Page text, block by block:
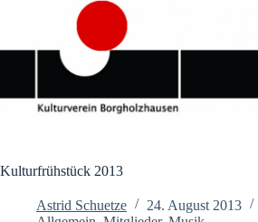
Kulturfrühstück 2013
Astrid Schuetze
24. August 2013